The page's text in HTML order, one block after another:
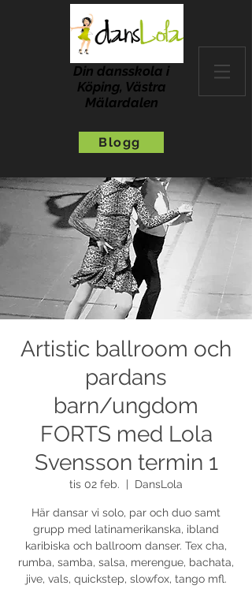
Din dansskola i
Köping, Västra
Mälardalen
Blogg
Artistic ballroom och
pardans
barn/ungdom
FORTS med Lola
Svensson termin 1
tis 02 feb. DansLola
Här dansar vi solo, par och duo samt
grupp med latinamerikanska, ibland
karibiska och ballroom danser. Tex cha,
rumba, samba, salsa, merengue, bachata,